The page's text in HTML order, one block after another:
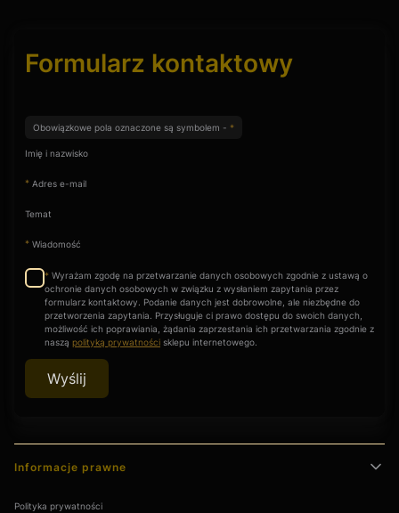
Formularz kontaktowy
Obowiązkowe pola oznaczone są symbolem - *
Imię i nazwisko
* Adres e-mail
Temat
* Wiadomość
* Wyrażam zgodę na przetwarzanie danych osobowych zgodnie z ustawą o
ochronie danych osobowych w związku z wysłaniem zapytania przez
formularz kontaktowy. Podanie danych jest dobrowolne, ale niezbędne do
przetworzenia zapytania. Przysługuje ci prawo dostępu do swoich danych,
możliwość ich poprawiania, żądania zaprzestania ich przetwarzania zgodnie z
naszą polityką prywatności sklepu internetowego.
Wyślij
Linki w stopce
Informacje prawne
Polityka prywatności